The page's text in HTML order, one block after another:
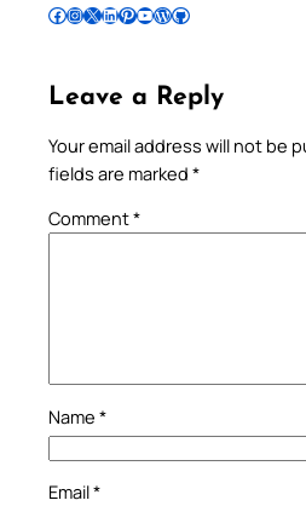
Follow Pradeep on Facebook Follow Pradeep on InstagramFollow Pradeep on X Follow Pradeep on LinkedIn Follow Pradeep on Pinterest Subscribe to Pradeep’s Youtube Channel Follow Pradeep on WordPress Follow Pradeep on GitHub
Leave a Reply
Your email address will not be
fields are marked *
Comment*
Name *
Email*